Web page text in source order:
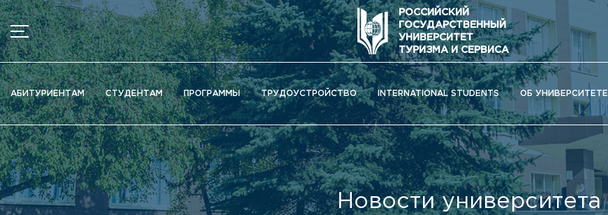
РОССИЙСКИЙ
ГОСУДАРСТВЕННЫЙ
УНИВЕРСИТЕТ
ТУРИЗМА И СЕРВИСА
АБИТУРИЕНТАМ СТУДЕНТАМ ПРОГРАММЫ ТРУДОУСТРОЙСТВО INTERNATIONAL STUDENTS ОБ УНИВЕРСИТЕТЕ
МЕНЮ
Новости
Объявления
Документы
Сведения об образовательной организации
Официально о приёме
Научная деятельность Новости университета